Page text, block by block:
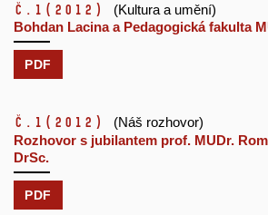
č.1 (2012)
(Kultura a umění)
Bohdan Lacina a Pedagogická fakulta
PDF
č.1 (2012)
(Náš rozhovor)
Rozhovor s jubilantem prof. MUDr.
DrSc.
PDF